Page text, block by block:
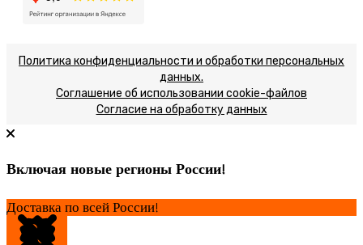
Политика конфиденциальности и обработки персональных
данных.
Соглашение об использовании cookie-файлов
Согласие на обработку данных
Включая новые регионы России!
Доставка по всей России!